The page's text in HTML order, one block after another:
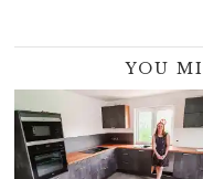
YOU